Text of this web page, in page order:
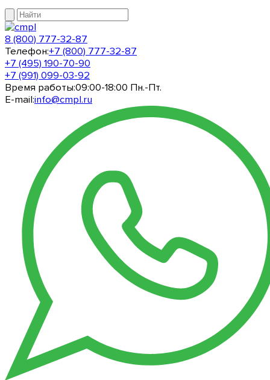
8 (800) 777-32-87
Телефон:+7 (800) 777-32-87
+7 (495) 190-70-90
+7 (991) 099-03-92
Время работы:09:00-18:00 Пн.-Пт.
E-mail:info@cmpl.ru